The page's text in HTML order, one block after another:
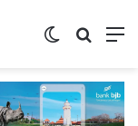
Switch skin